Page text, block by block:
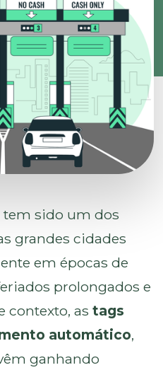
sido um dos
grandes cidades
em épocas de
prolongados e
contexto, astags
automático,
ganhando